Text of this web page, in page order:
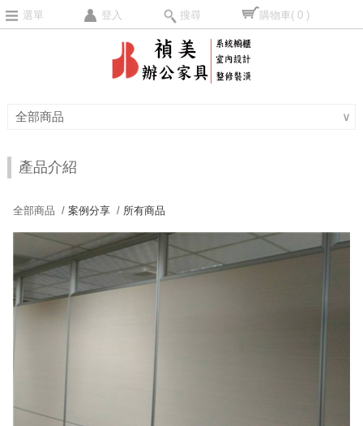
選單 登入 搜尋 購物車( 0 )
全部商品 ∨
產品介紹
全部商品 /案例分享 / 所有商品